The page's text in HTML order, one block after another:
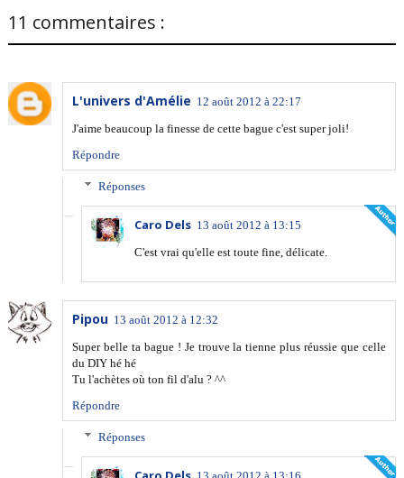
11 commentaires :
L'univers d'Amélie 12 août 2012 à 22:17
J'aime beaucoup la finesse de cette bague c'est super joli!
Répondre
Réponses
Caro Dels 13 août 2012 à 13:15
C'est vrai qu'elle est toute fine, délicate.
Pipou 13 août 2012 à 12:32
Super belle ta bague ! Je trouve la tienne plus réussie que celle
du DIY hé hé
Tu l'achètes où ton fil d'alu ? ^^
Répondre
Réponses